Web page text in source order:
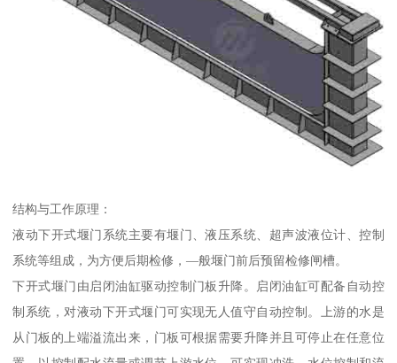
结构与工作原理：
液动下开式堰门系统主要有堰门、液压系统、超声波液位计、控制
系统等组成，为方便后期检修，—般堰门前后预留检修闸槽。
下开式堰门由启闭油缸驱动控制门板升降。启闭油缸可配备自动控
制系统，对液动下开式堰门可实现无人值守自动控制。上游的水是
从门板的上端溢流出来，门板可根据需要升降并且可停止在任意位